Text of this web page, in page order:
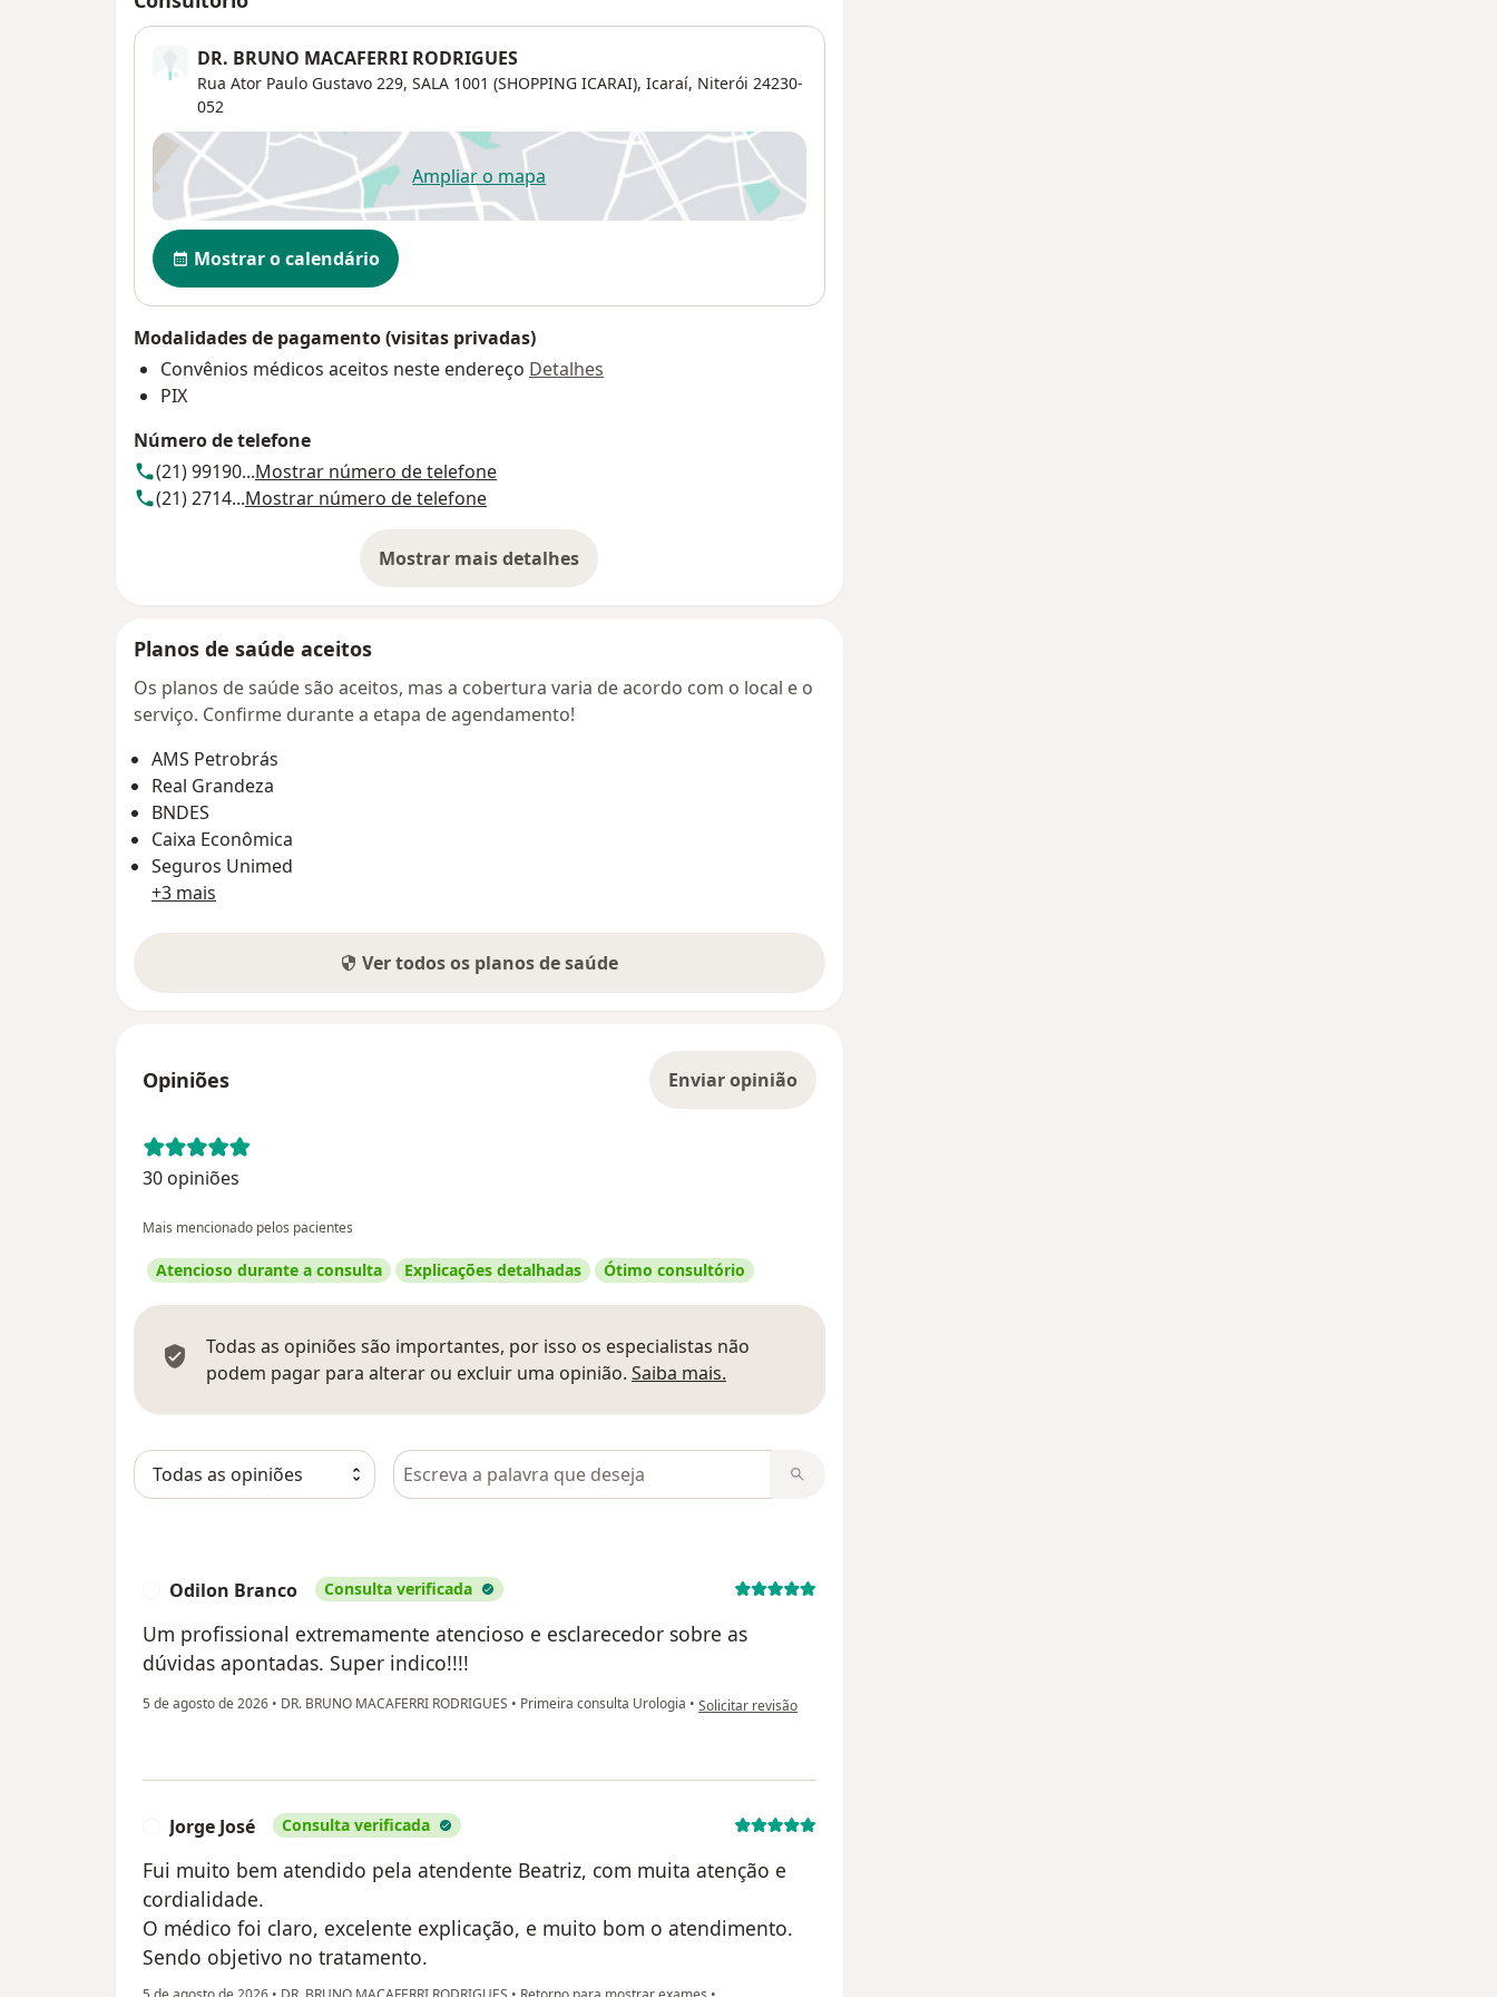
DR. BRUNO MACAFERRI RODRIGUES
Rua Ator Paulo Gustavo 229, SALA 1001 (SHOPPING ICARAI), Icaraí, Niterói 24230-
052
Ampliar o mapaabre num novo separador
Disponibilidade
Mostrar o calendário
Modalidades de pagamento (visitas privadas)
Convênios médicos aceitos neste endereço Detalhes
PIX
Número de telefone
(21) 99190...Mostrar número de telefone
(21) 2714...Mostrar número de telefone
Mostrar mais detalhes
sobre o endereço
Planos de saúde aceitos
Os planos de saúde são aceitos, mas a cobertura varia de acordo com o local e o
serviço. Confirme durante a etapa de agendamento!
AMS Petrobrás
Real Grandeza
BNDES
Caixa Econômica
Seguros Unimed
+3 mais
Ver todos os planos de saúde
Opiniões Enviar opinião
30 opiniões
Mais mencionado pelos pacientes
Atencioso durante a consulta Explicações detalhadas Ótimo consultório
Todas as opiniões são importantes, por isso os especialistas não
podem pagar para alterar ou excluir uma opinião. Saiba mais.
Pesquisar em opiniões
Odilon Branco Consulta verificada
Um profissional extremamente atencioso e esclarecedor sobre as
dúvidas apontadas. Super indico!!!!
5 de agosto de 2026 • DR. BRUNO MACAFERRI RODRIGUES • Primeira consulta Urologia • na opinião do utilizador Odilon Branco
Solicitar revisão
Jorge José Consulta verificada
Fui muito bem atendido pela atendente Beatriz, com muita atenção e
cordialidade.
O médico foi claro, excelente explicação, e muito bom o atendimento.
Sendo objetivo no tratamento.